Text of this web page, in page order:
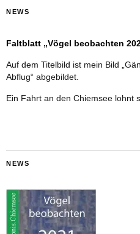
NEWS
Faltblatt „Vögel beobachten
Auf dem Titelbild ist mein Bild
Abflug“ abgebildet.
Ein Fahrt an den Chiemsee lohnt
NEWS